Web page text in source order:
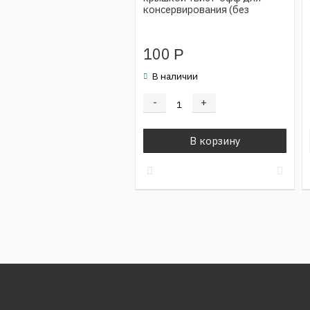
консервирования (без
100 Р
В наличии
- +
В корзину